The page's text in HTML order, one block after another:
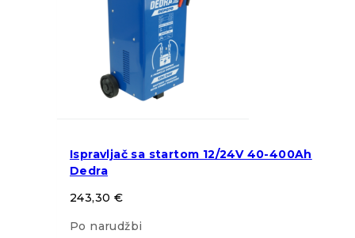
Ispravljač sa startom 12/24V 40-400Ah
Dedra
243,30 €
Po narudžbi